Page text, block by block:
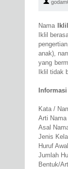
Nama Iklil
Iklil
anak),
yang
Iklil tidak
Kata /
Arti Nama
Asal
Jenis
Huruf
Jumlah
Bentuk/